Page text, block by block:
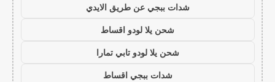
شدات ببجي عن طريق الايدي
شحن يلا لودو اقساط
شحن يلا لودو تابي تمارا
شدات ببجي اقساط